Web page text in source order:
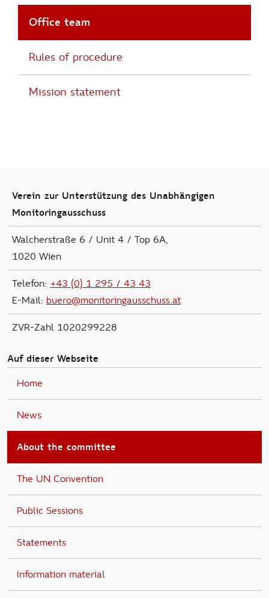
Office team
Rules of procedure
Mission statement
Verein zur Unterstützung des Unabhängigen
Monitoringausschuss
Walcherstraße 6 / Unit 4 / Top 6A,
1020 Wien
Telefon: +43 (0) 1 295 / 43 43
E-Mail: buero@monitoringausschuss.at
ZVR-Zahl 1020299228
Auf dieser Webseite
Home
News
About the committee
The UN Convention
Public Sessions
Statements
Information material